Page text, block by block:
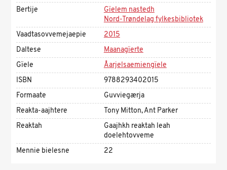
Bertije
Gïelem nastedh
Nord-Trøndelag fylkesbibliotek
Vaadtasovvemejaepie
2015
Daltese
Maanagïerte
Gïele
Åarjelsaemiengïele
ISBN
9788293402015
Formaate
Guvviegærja
Reakta-aajhtere
Tony Mitton, Ant Parker
Reaktah
Gaajhkh reaktah leah
doelehtovveme
Mennie bielesne
22